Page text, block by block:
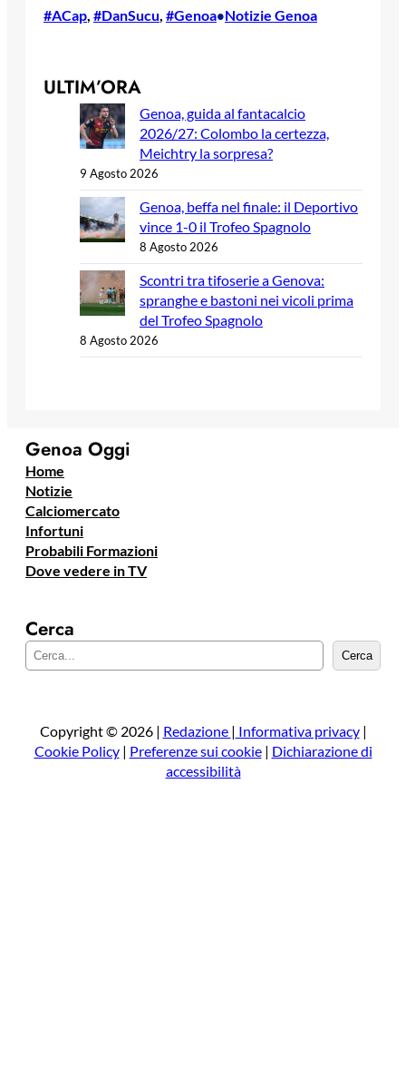
#ACap, #DanSucu, #Genoa•Notizie Genoa
ULTIM’ORA
Genoa, guida al fantacalcio
2026/27: Colombo la certezza,
Meichtry la sorpresa?
9 Agosto 2026
Genoa, beffa nel finale: il Deportivo
vince 1-0 il Trofeo Spagnolo
8 Agosto 2026
Scontri tra tifoserie a Genova:
spranghe e bastoni nei vicoli prima
del Trofeo Spagnolo
8 Agosto 2026
Genoa Oggi
Home
Notizie
Calciomercato
Infortuni
Probabili Formazioni
Dove vedere in TV
Cerca
e
a
Cerca
Copyright © 2026 | Redazione | Informativa privacy|
Cookie Policy| Preferenze sui cookie| Dichiarazione di
accessibilità